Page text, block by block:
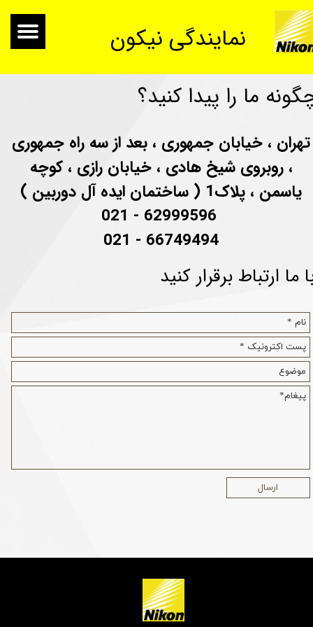
نمایندگی نیکون
ما را پیدا کنید؟
ما ارتباط برقرار کنید
ارسال
تهران ، خیابان جمهوری ، بعد از سه راه جمهوری
، روبروی شیخ هادی ، خیابان رازی ، کوچه
یاسمن ، پلاک1 ( ساختمان ایده آل دوربین )
66749494 - 021